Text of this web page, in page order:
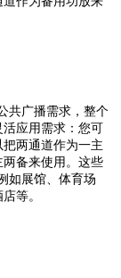
共广播需求，整个
应用需求：您可
两通道作为一主
备来使用。这些
如展馆、体育场
等。